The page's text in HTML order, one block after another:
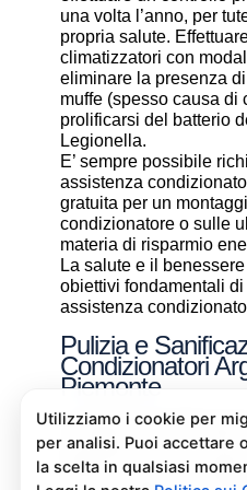
una volta l’anno, per
propria salute.
climatizzatori con
eliminare la presenza
muffe (spesso causa di
prolificarsi del batterio
Legionella.
E’ sempre possibile
assistenza
gratuita per un
condizionatore o sulle
materia di risparmio
La salute e il
obiettivi fondamentali
assistenza
Pulizia e
Condizionatori
Piemonte
La pulizia e
un’operazione che
attenzione e con i
rischiare danni al